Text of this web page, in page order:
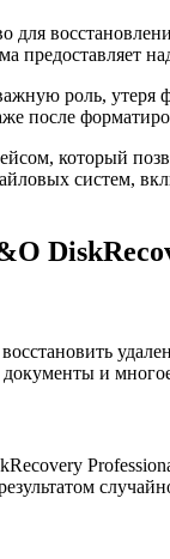
для
роль,
после
который
систем,
и